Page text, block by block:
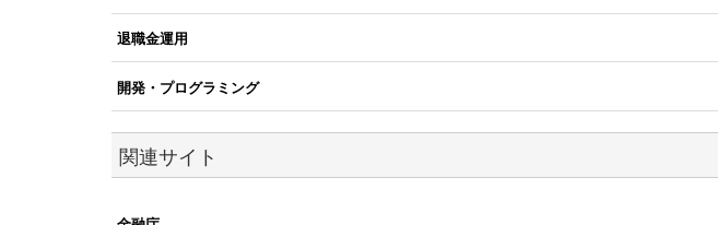
退職金運用
開発・プログラミング
関連サイト